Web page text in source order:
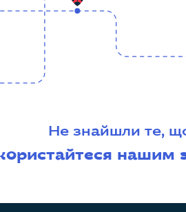
Не знайшли те,
нашим